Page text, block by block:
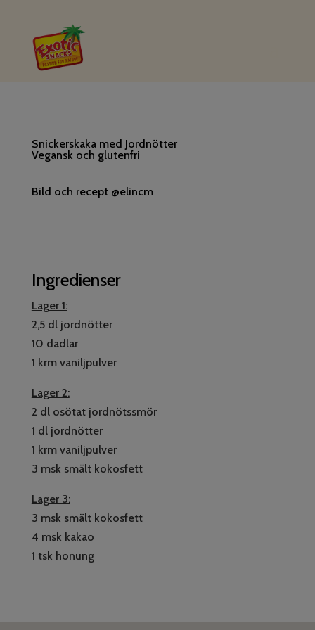
Snickerskaka med Jordnötter
Vegansk och glutenfri
Bild och recept @elincm
Ingredienser
Lager 1:
2,5 dl jordnötter
10 dadlar
1 krm vaniljpulver
Lager 2:
2 dl osötat jordnötssmör
1 dl jordnötter
1 krm vaniljpulver
3 msk smält kokosfett
Lager 3:
3 msk smält kokosfett
4 msk kakao
1 tsk honung